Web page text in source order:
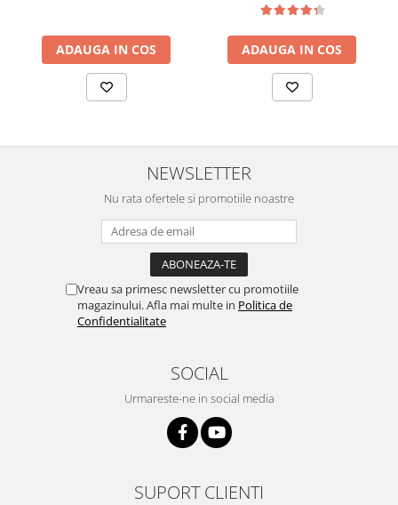
ADAUGA IN COS ADAUGA IN COS
NEWSLETTER
Nu rata ofertele si promotiile noastre
Vreau sa primesc newsletter cu promotiile
magazinului. Afla mai multe in Politica de
Confidentialitate
SOCIAL
Urmareste-ne in social media
SUPORT CLIENTI